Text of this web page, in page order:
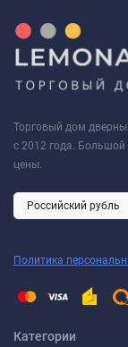
Торговый дом
с 2012 года. Большой
цены.
Политика
Категории